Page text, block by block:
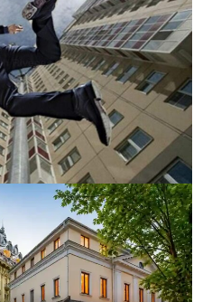
погиб 26-летний